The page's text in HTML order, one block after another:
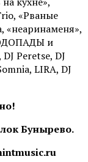
«Рваные
«неаринаменя»,
и
Peretse, DJ
LIRA, DJ
Бунырево.